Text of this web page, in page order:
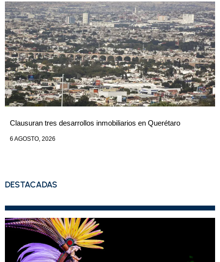
Clausuran tres desarrollos inmobiliarios en Querétaro
6 AGOSTO, 2026
DESTACADAS